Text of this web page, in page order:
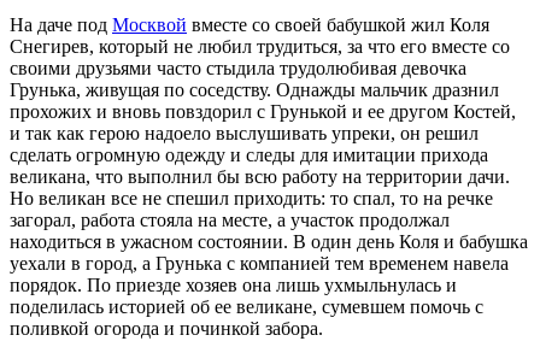
На даче под Москвой вместе со своей бабушкой жил Коля
Снегирев, который не любил трудиться, за что его вместе со
своими друзьями часто стыдила трудолюбивая девочка
Грунька, живущая по соседству. Однажды мальчик дразнил
прохожих и вновь повздорил с Грунькой и ее другом Костей,
и так как герою надоело выслушивать упреки, он решил
сделать огромную одежду и следы для имитации прихода
великана, что выполнил бы всю работу на территории дачи.
Но великан все не спешил приходить: то спал, то на речке
загорал, работа стояла на месте, а участок продолжал
находиться в ужасном состоянии. В один день Коля и бабушка
уехали в город, а Грунька с компанией тем временем навела
порядок. По приезде хозяев она лишь ухмыльнулась и
поделилась историей об ее великане, сумевшем помочь с
поливкой огорода и починкой забора.